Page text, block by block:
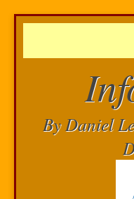
By Daniel